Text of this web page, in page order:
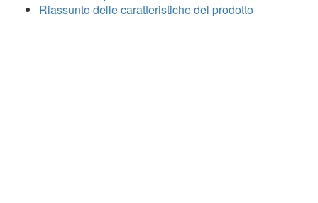
Riassunto delle caratteristiche del prodotto